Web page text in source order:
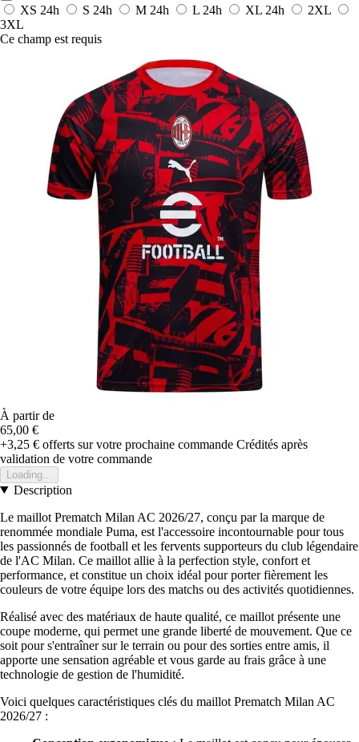
XS 24h S 24h M 24h L 24h XL 24h
2XL
3XL
Ce champ est requis
À partir de
65,00 €
+3,25 € offerts sur votre prochaine commande Crédités après
validation de votre commande
Loading...
Description
Le maillot Prematch Milan AC 2026/27, conçu par la marque de
renommée mondiale Puma, est l'accessoire incontournable pour tous
les passionnés de football et les fervents supporteurs du club légendaire
de l'AC Milan. Ce maillot allie à la perfection style, confort et
performance, et constitue un choix idéal pour porter fièrement les
couleurs de votre équipe lors des matchs ou des activités quotidiennes.
Réalisé avec des matériaux de haute qualité, ce maillot présente une
coupe moderne, qui permet une grande liberté de mouvement. Que ce
soit pour s'entraîner sur le terrain ou pour des sorties entre amis, il
apporte une sensation agréable et vous garde au frais grâce à une
technologie de gestion de l'humidité.
Voici quelques caractéristiques clés du maillot Prematch Milan AC
2026/27 :